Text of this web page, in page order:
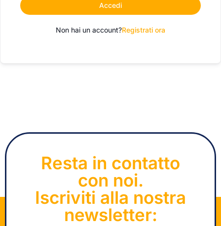
Accedi
Non hai un account?Registrati ora
Resta in contatto
con noi.
Iscriviti alla nostra
newsletter: